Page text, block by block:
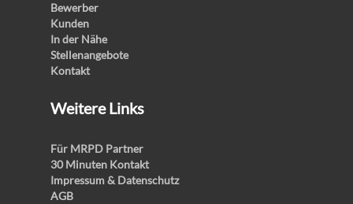
Bewerber
Kunden
In der Nähe
Stellenangebote
Kontakt
Weitere Links
Für MRPD Partner
30 Minuten Kontakt
Impressum & Datenschutz
AGB